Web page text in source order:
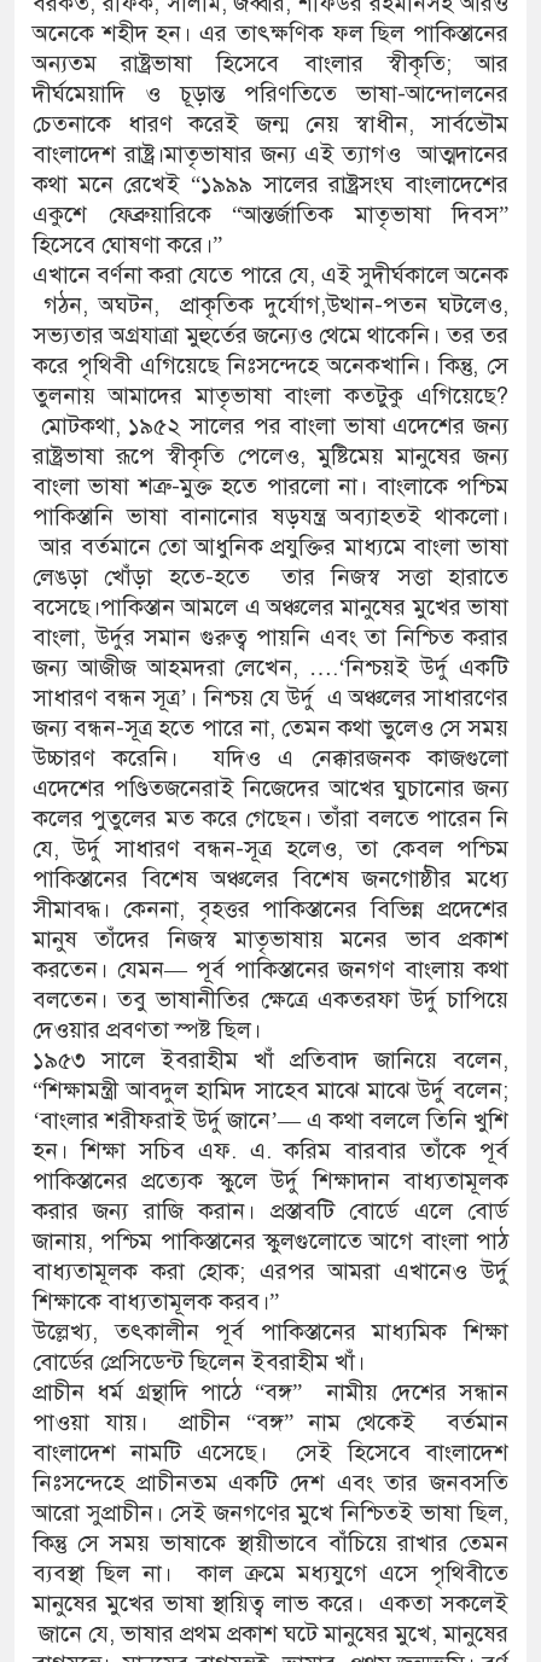
অনেকে শহীদ হন। এর তাৎক্ষণিক ফল ছিল পাকিস্তানের
অন্যতম রাষ্ট্রভাষা হিসেবে বাংলার স্বীকৃতি; আর
দীর্ঘমেয়াদি ও চূড়ান্ত পরিণতিতে ভাষা-আন্দোলনের
চেতনাকে ধারণ করেই জন্ম নেয় স্বাধীন, সার্বভৌম
বাংলাদেশ রাষ্ট্র।মাতৃভাষার জন্য এই ত্যাগও আত্মদানের
কথা মনে রেখেই “১৯৯৯ সালের রাষ্ট্রসংঘ বাংলাদেশের
একুশে ফেব্রুয়ারিকে “আন্তর্জাতিক মাতৃভাষা দিবস”
হিসেবে ঘোষণা করে।”
এখানে বর্ণনা করা যেতে পারে যে, এই সুদীর্ঘকালে অনেক
গঠন, অঘটন, প্রাকৃতিক দুর্যোগ,উত্থান-পতন ঘটলেও,
সভ্যতার অগ্রযাত্রা মুহুর্তের জন্যেও থেমে থাকেনি। তর তর
করে পৃথিবী এগিয়েছে নিঃসন্দেহে অনেকখানি। কিন্তু, সে
তুলনায় আমাদের মাতৃভাষা বাংলা কতটুকু এগিয়েছে?
মোটকথা, ১৯৫২ সালের পর বাংলা ভাষা এদেশের জন্য
রাষ্ট্রভাষা রূপে স্বীকৃতি পেলেও, মুষ্টিমেয় মানুষের জন্য
বাংলা ভাষা শত্রু-মুক্ত হতে পারলো না। বাংলাকে পশ্চিম
পাকিস্তানি ভাষা বানানোর ষড়যন্ত্র অব্যাহতই থাকলো।
আর বর্তমানে তো আধুনিক প্রযুক্তির মাধ্যমে বাংলা ভাষা
লেঙড়া খোঁড়া হতে-হতে তার নিজস্ব সত্তা হারাতে
বসেছে।পাকিস্তান আমলে এ অঞ্চলের মানুষের মুখের ভাষা
বাংলা, উর্দুর সমান গুরুত্ব পায়নি এবং তা নিশ্চিত করার
জন্য আজীজ আহমদরা লেখেন, ….‘নিশ্চয়ই উর্দু একটি
সাধারণ বন্ধন সূত্র’। নিশ্চয় যে উর্দু এ অঞ্চলের সাধারণের
জন্য বন্ধন-সূত্র হতে পারে না, তেমন কথা ভুলেও সে সময়
উচ্চারণ করেনি। যদিও এ নেক্কারজনক কাজগুলো
এদেশের পণ্ডিতজনেরাই নিজেদের আখের ঘুচানোর জন্য
কলের পুতুলের মত করে গেছেন। তাঁরা বলতে পারেন নি
যে, উর্দু সাধারণ বন্ধন-সূত্র হলেও, তা কেবল পশ্চিম
পাকিস্তানের বিশেষ অঞ্চলের বিশেষ জনগোষ্ঠীর মধ্যে
সীমাবদ্ধ। কেননা, বৃহত্তর পাকিস্তানের বিভিন্ন প্রদেশের
মানুষ তাঁদের নিজস্ব মাতৃভাষায় মনের ভাব প্রকাশ
করতেন। যেমন— পূর্ব পাকিস্তানের জনগণ বাংলায় কথা
বলতেন। তবু ভাষানীতির ক্ষেত্রে একতরফা উর্দু চাপিয়ে
দেওয়ার প্রবণতা স্পষ্ট ছিল।
১৯৫৩ সালে ইবরাহীম খাঁ প্রতিবাদ জানিয়ে বলেন,
“শিক্ষামন্ত্রী আবদুল হামিদ সাহেব মাঝে মাঝে উর্দু বলেন;
‘বাংলার শরীফরাই উর্দু জানে’— এ কথা বললে তিনি খুশি
হন। শিক্ষা সচিব এফ. এ. করিম বারবার তাঁকে পূর্ব
পাকিস্তানের প্রত্যেক স্কুলে উর্দু শিক্ষাদান বাধ্যতামূলক
করার জন্য রাজি করান। প্রস্তাবটি বোর্ডে এলে বোর্ড
জানায়, পশ্চিম পাকিস্তানের স্কুলগুলোতে আগে বাংলা পাঠ
বাধ্যতামূলক করা হোক; এরপর আমরা এখানেও উর্দু
শিক্ষাকে বাধ্যতামূলক করব।”
উল্লেখ্য, তৎকালীন পূর্ব পাকিস্তানের মাধ্যমিক শিক্ষা
বোর্ডের প্রেসিডেন্ট ছিলেন ইবরাহীম খাঁ।
প্রাচীন ধর্ম গ্রন্থাদি পাঠে “বঙ্গ” নামীয় দেশের সন্ধান
পাওয়া যায়। প্রাচীন “বঙ্গ” নাম থেকেই বর্তমান
বাংলাদেশ নামটি এসেছে। সেই হিসেবে বাংলাদেশ
নিঃসন্দেহে প্রাচীনতম একটি দেশ এবং তার জনবসতি
আরো সুপ্রাচীন। সেই জনগণের মুখে নিশ্চিতই ভাষা ছিল,
কিন্তু সে সময় ভাষাকে স্থায়ীভাবে বাঁচিয়ে রাখার তেমন
ব্যবস্থা ছিল না। কাল ক্রমে মধ্যযুগে এসে পৃথিবীতে
মানুষের মুখের ভাষা স্থায়িত্ব লাভ করে। একতা সকলেই
জানে যে, ভাষার প্রথম প্রকাশ ঘটে মানুষের মুখে, মানুষের